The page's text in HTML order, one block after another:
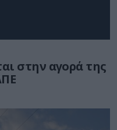
στην αγορά της